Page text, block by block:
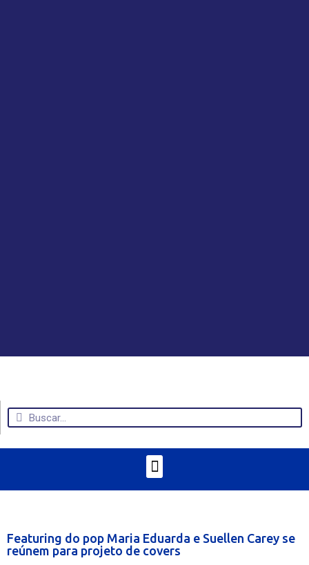
Featuring do pop Maria Eduarda e Suellen Carey se
reúnem para projeto de covers